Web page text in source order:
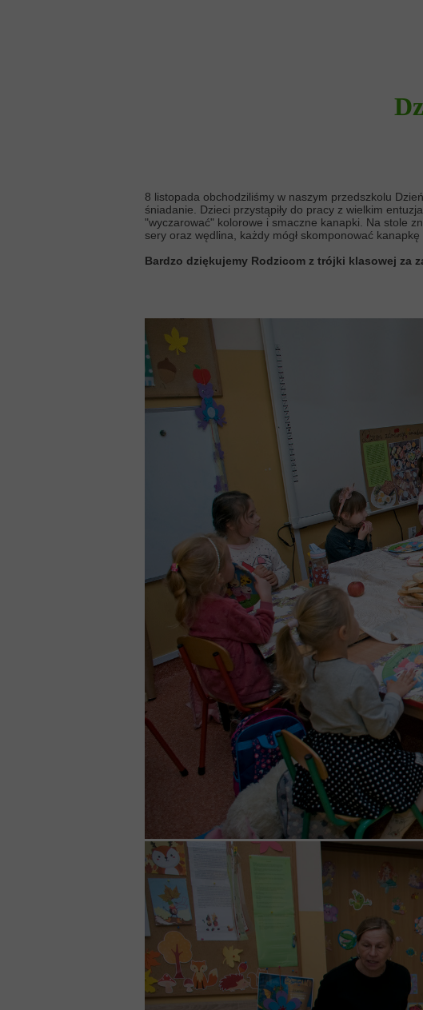
8 listopada obchodziliśmy w naszym przedszkolu
śniadanie. Dzieci przystąpiły do pracy z wielkim
"wyczarować" kolorowe i smaczne kanapki. Na stole
sery oraz wędlina, każdy mógł skomponować kanapkę
Bardzo dziękujemy Rodzicom z trójki klasowej za